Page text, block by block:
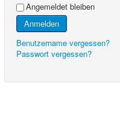
Angemeldet bleiben
Anmelden
Benutzername vergessen?
Passwort vergessen?